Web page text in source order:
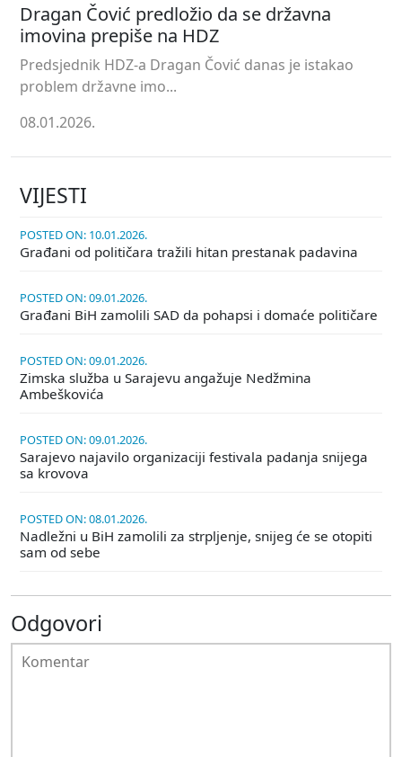
Dragan Čović predložio da se državna
imovina prepiše na HDZ
Predsjednik HDZ-a Dragan Čović danas je istakao
problem državne imo...
08.01.2026.
VIJESTI
POSTED ON: 10.01.2026.
Građani od političara tražili hitan prestanak padavina
POSTED ON: 09.01.2026.
Građani BiH zamolili SAD da pohapsi i domaće političare
POSTED ON: 09.01.2026.
Zimska služba u Sarajevu angažuje Nedžmina
Ambeškovića
POSTED ON: 09.01.2026.
Sarajevo najavilo organizaciji festivala padanja snijega
sa krovova
POSTED ON: 08.01.2026.
Nadležni u BiH zamolili za strpljenje, snijeg će se otopiti
sam od sebe
Odgovori